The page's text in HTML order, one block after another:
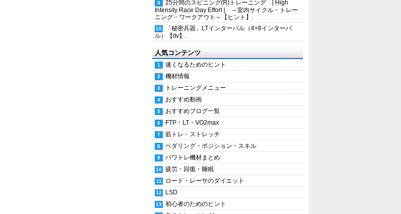
25分間のスピニング(R)トレーニング | High
Intensity Race Day Effort | ～室内サイクル・トレー
ニング・ワークアウト～【ヒント】.
「秘密兵器」LTインターバル（4+8インターバ
ル）【itv】.
人気コンテンツ
速くなるためのヒント
機材情報
トレーニングメニュー
おすすめ動画
おすすめブログ一覧
FTP・LT・VO2max
筋トレ・ストレッチ
ペダリング・ポジション・スキル
パワトレ機材まとめ
疲労・回復・睡眠
ロード・レーサのダイエット
LSD
初心者のためのヒント